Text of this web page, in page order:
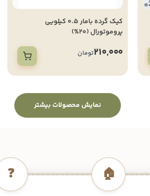
کیک گرده بامار 0.5 کیلویی
پروموتورال (20%)
210,000تومان
نمایش محصولات بیشتر
🏠
❓